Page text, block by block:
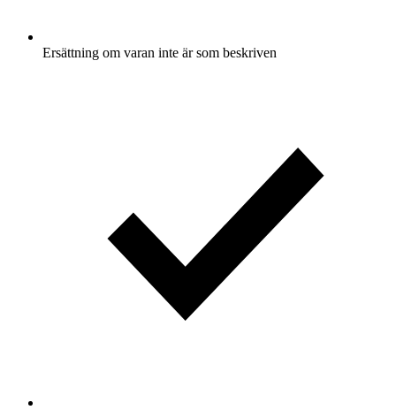
Ersättning om varan inte är som beskriven